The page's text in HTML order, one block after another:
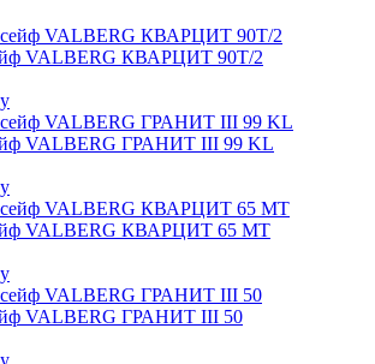
VALBERG КВАРЦИТ 90Т/2
VALBERG ГРАНИТ III 99 KL
VALBERG КВАРЦИТ 65 МТ
VALBERG ГРАНИТ III 50